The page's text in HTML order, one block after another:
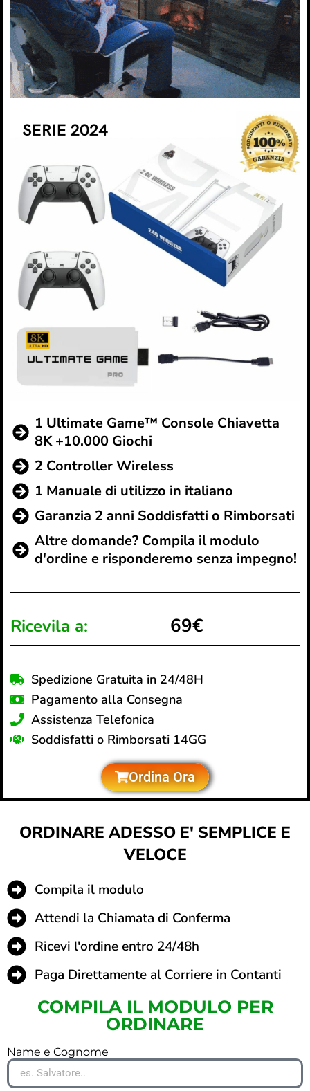
1 Ultimate Game™ Console Chiavetta
8K +10.000 Giochi
2 Controller Wireless
1 Manuale di utilizzo in italiano
Garanzia 2 anni Soddisfatti o Rimborsati
Altre domande? Compila il modulo
d'ordine e risponderemo senza impegno!
Ricevila a: 69€
Spedizione Gratuita in 24/48H
Pagamento alla Consegna
Assistenza Telefonica
Soddisfatti o Rimborsati 14GG
Ordina Ora
ORDINARE ADESSO E' SEMPLICE E
VELOCE
Compila il modulo
Attendi la Chiamata di Conferma
Ricevi l'ordine entro 24/48h
Paga Direttamente al Corriere in Contanti
COMPILA IL MODULO PER
ORDINARE
Name e Cognome